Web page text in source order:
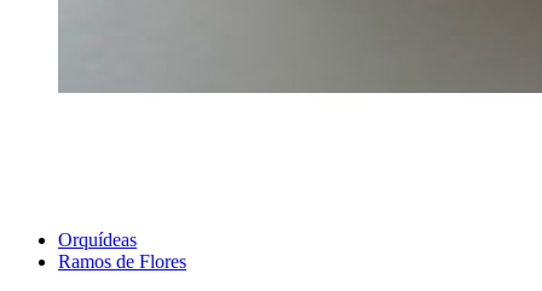
Orquídeas
Ramos de Flores